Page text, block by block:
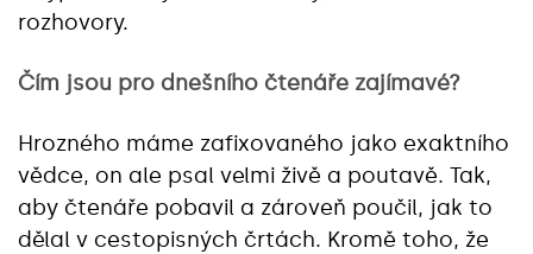
rozhovory.
Čím jsou pro dnešního čtenáře zajímavé?
Hrozného máme zafixovaného jako exaktního
vědce, on ale psal velmi živě a poutavě. Tak,
aby čtenáře pobavil a zároveň poučil, jak to
dělal v cestopisných črtách. Kromě toho, že